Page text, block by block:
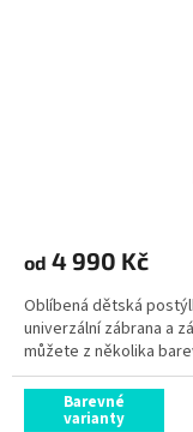
od 4 990 Kč
Oblíbená dětská
univerzální zábrana a
můžete z několika
Barevné
varianty